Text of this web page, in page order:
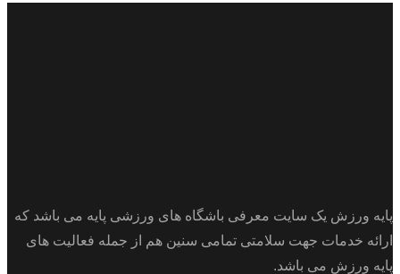
پایه ورزش یک سایت معرفی باشگاه های ورزشی پایه می باشد که
ارائه خدمات جهت سلامتی تمامی سنین هم از جمله فعالیت های
پایه ورزش می باشد.